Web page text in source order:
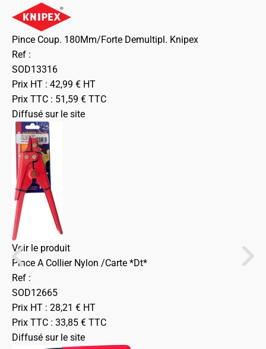
Pince Coup. 180Mm/Forte Demultipl. Knipex
Ref :
SOD13316
Prix HT : 42,99 € HT
Prix TTC : 51,59 € TTC
Diffusé sur le site
Voir le produit
Pince A Collier Nylon /Carte *Dt*
Ref :
SOD12665
Prix HT : 28,21 € HT
Prix TTC : 33,85 € TTC
Diffusé sur le site